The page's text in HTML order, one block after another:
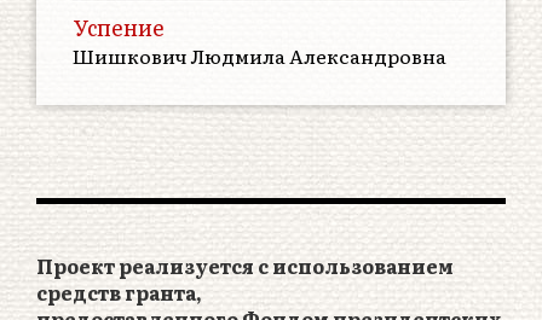
Успение
Шишкович Людмила Александровна
Проект реализуется с использованием
средств гранта,